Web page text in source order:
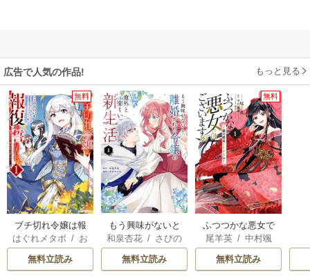
広告で人気の作品! もっと見る
無料
ブチ切れ令嬢は報
復を誓いました。
はぐれメタボ / お
おのいも/昌未
無料立読み
もう興味がないと
離婚された令嬢の
意外と楽しい新生
活
和泉杏花 / さびの
ぶち
無料立読み
無料
ふつつかな悪女で
はございますが ～
雛宮蝶鼠とりかえ
伝～
尾羊英/ 中村颯
希/ゆき哉
無料立読み